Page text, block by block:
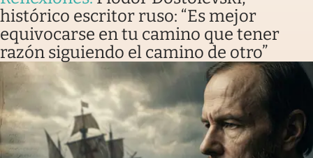
histórico escritor ruso: “Es mejor
equivocarse en tu camino que tener
razón siguiendo el camino de otro”